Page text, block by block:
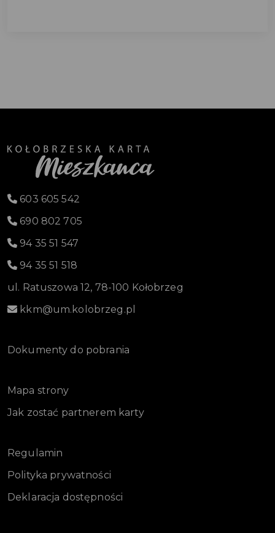
603 605 542
690 802 705
94 35 51 547
94 35 51 518
ul. Ratuszowa 12, 78-100 Kołobrzeg
kkm@um.kolobrzeg.pl
Dokumenty do pobrania
Mapa strony
Jak zostać partnerem karty
Regulamin
Polityka prywatności
Deklaracja dostępności